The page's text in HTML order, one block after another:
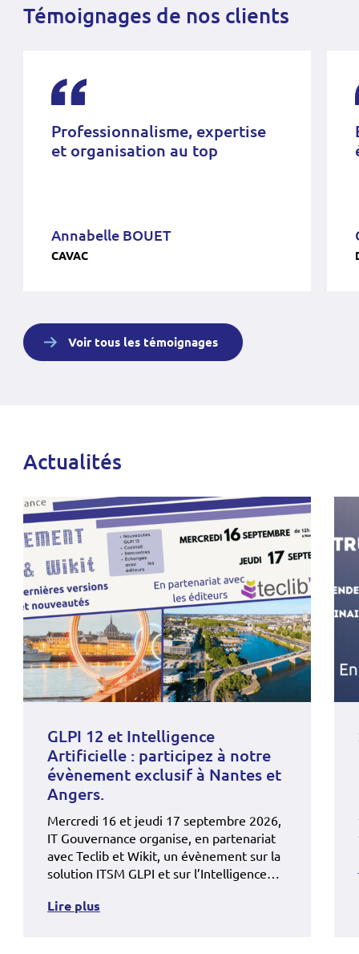
Témoignages de nos clients
Professionnalisme, expertise
et organisation au top
Annabelle BOUET
CAVAC
Voir tous les témoignages
Actualités
GLPI 12 et Intelligence
Artificielle : participez à notre
évènement exclusif à Nantes et
Angers.
Mercredi 16 et jeudi 17 septembre 2026,
IT Gouvernance organise, en partenariat
avec Teclib et Wikit, un évènement sur la
solution ITSM GLPI et sur l’Intelligence
Lire plus